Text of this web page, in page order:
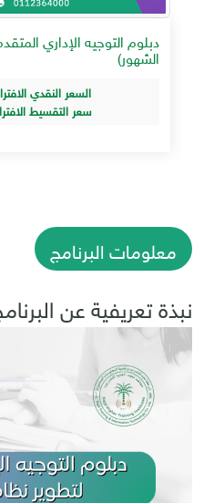
الشهور)
السعر النقدي
سعر التقسيط
معلومات البرنامج
نبذة تعريفية عن